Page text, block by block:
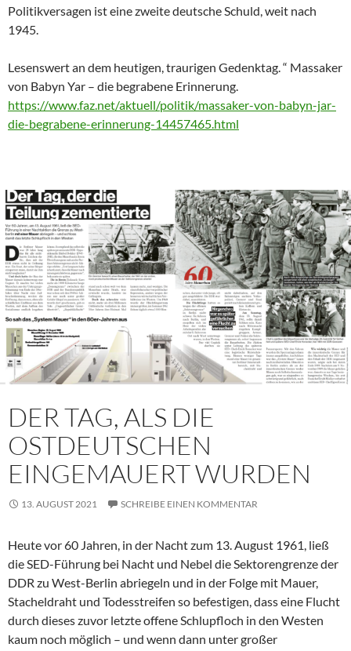
Politikversagen ist eine zweite deutsche Schuld, weit nach
1945.
Lesenswert an dem heutigen, traurigen Gedenktag. “ Massaker
von Babyn Yar – die begrabene Erinnerung.
https://www.faz.net/aktuell/politik/massaker-von-babyn-jar-
die-begrabene-erinnerung-14457465.html
DER TAG, ALS DIE
OSTDEUTSCHEN
EINGEMAUERT WURDEN
13. AUGUST 2021 SCHREIBE EINEN KOMMENTAR
Heute vor 60 Jahren, in der Nacht zum 13. August 1961, ließ
die SED-Führung bei Nacht und Nebel die Sektorengrenze der
DDR zu West-Berlin abriegeln und in der Folge mit Mauer,
Stacheldraht und Todesstreifen so befestigen, dass eine Flucht
durch dieses zuvor letzte offene Schlupfloch in den Westen
kaum noch möglich – und wenn dann unter großer